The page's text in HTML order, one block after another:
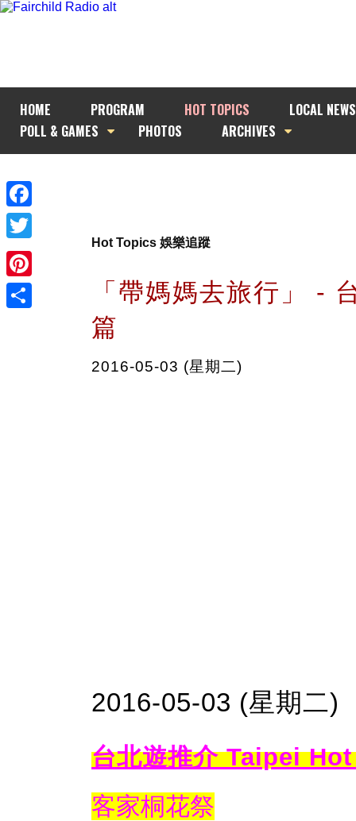
HOME PROGRAM HOT TOPICS
LOCAL NEWS
POLL & GAMES
PHOTOS ARCHIVES
Facebook
Twitter
Pinterest
Hot Topics 娛樂追蹤
「帶媽媽去旅行」 -
篇
2016-05-03 (星期二)
2016-05-03 (星期二)
台北遊推介 Taipei
客家桐花祭